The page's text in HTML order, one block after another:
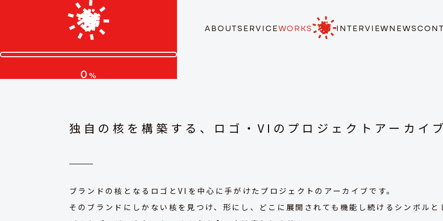
0%
ABOUTSERVICEWORKS INTERVIEWNEWS
独自の核を構築する、ロゴ・VIのプロジェクトアーカイブ
ブランドの核となるロゴとVIを中心に手がけたプロジェクトのアーカイブです。
そのブランドにしかない核を見つけ、形にし、どこに展開されても機能し続けるシンボルと